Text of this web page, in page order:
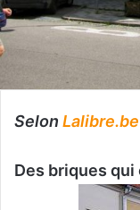
Selon Lalibre.be
Des briques